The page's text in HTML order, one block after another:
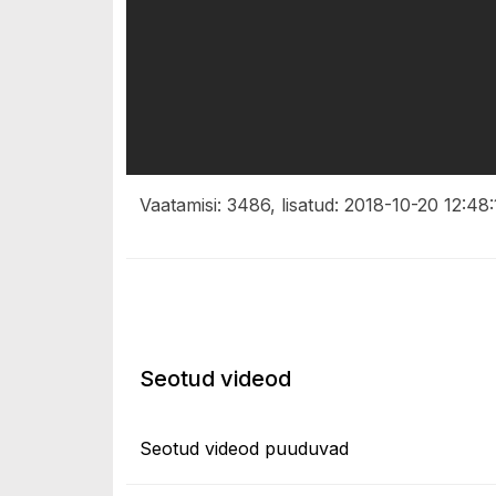
Vaatamisi: 3486, lisatud: 2018-10-20
Seotud videod
Seotud videod puuduvad